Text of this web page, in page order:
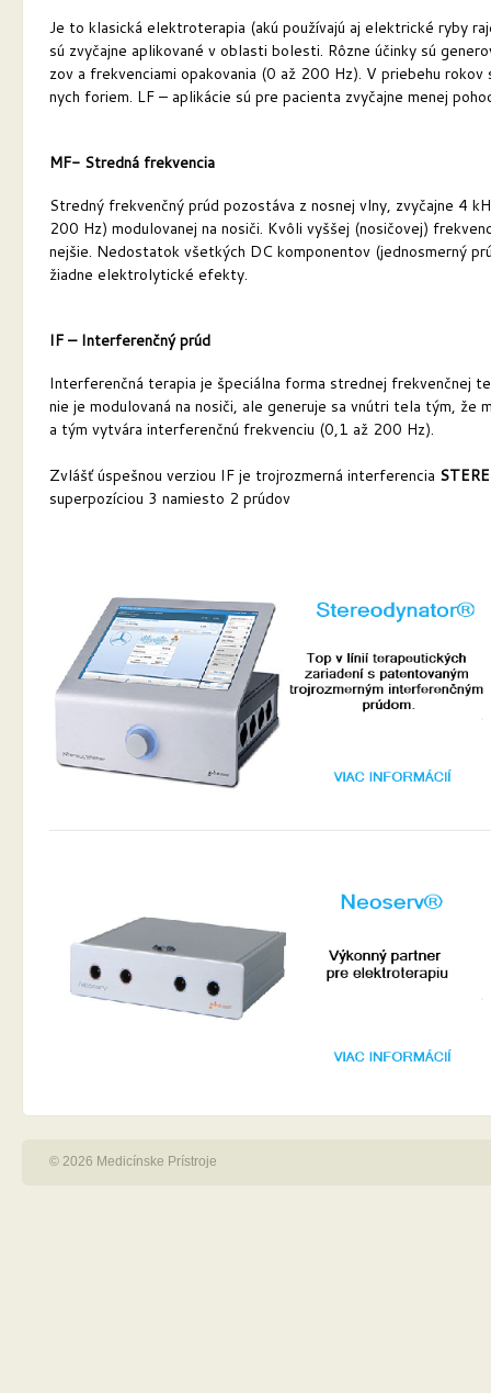
Je to klasická elektroterapia (akú používajú aj elektrické ryby
sú zvyčajne aplikované v oblasti bolesti. Rôzne účinky sú
zov a frekvenciami opakovania (0 až 200 Hz). V priebehu
nych foriem. LF – aplikácie sú pre pacienta zvyčajne menej
MF- Stredná frekvencia
Stredný frekvenčný prúd pozostáva z nosnej vlny, zvyčajne 4
200 Hz) modulovanej na nosiči. Kvôli vyššej (nosičovej)
nejšie. Nedostatok všetkých DC komponentov (jednosmerný
žiadne elektrolytické efekty.
IF – Interferenčný prúd
Interferenčná terapia je špeciálna forma strednej frekvenčnej
nie je modulovaná na nosiči, ale generuje sa vnútri tela tým, že
a tým vytvára interferenčnú frekvenciu (0,1 až 200 Hz).
Zvlášť úspešnou verziou IF je trojrozmerná interferencia
superpozíciou 3 namiesto 2 prúdov
© 2026 Medicínske Prístroje